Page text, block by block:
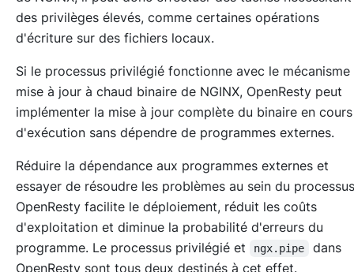
des privilèges élevés, comme certaines opérations
d'écriture sur des fichiers locaux.
Si le processus privilégié fonctionne avec le mécanisme
mise à jour à chaud binaire de NGINX, OpenResty peut
implémenter la mise à jour complète du binaire en cours
d'exécution sans dépendre de programmes externes.
Réduire la dépendance aux programmes externes et
essayer de résoudre les problèmes au sein du processus
OpenResty facilite le déploiement, réduit les coûts
d'exploitation et diminue la probabilité d'erreurs du
programme. Le processus privilégié et
ngx.pipe
dans
OpenResty sont tous deux destinés à cet effet.